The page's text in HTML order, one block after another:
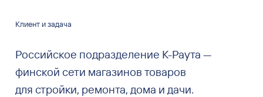
Клиент и задача
Российское подразделение К-Раута —
финской сети магазинов товаров
для стройки, ремонта, дома и дачи.